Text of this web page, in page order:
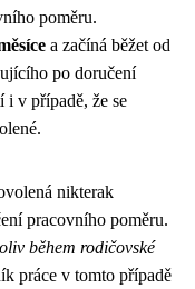
poměru.
a začíná běžet od
po doručení
i v případě, že se
nikterak
pracovního poměru.
během rodičovské
práce v tomto případě